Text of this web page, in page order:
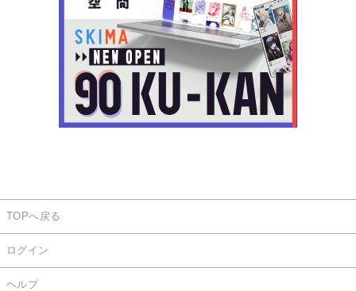
TOPへ戻る
ログイン
ヘルプ